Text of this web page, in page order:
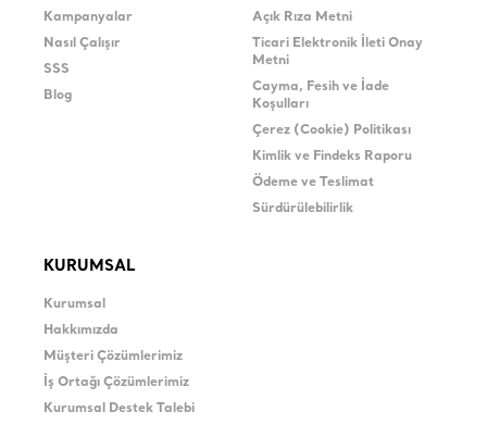
Kampanyalar
Nasıl Çalışır
SSS
Blog
Açık Rıza Metni
Ticari Elektronik İleti Onay
Metni
Cayma, Fesih ve İade
Koşulları
Çerez (Cookie) Politikası
Kimlik ve Findeks Raporu
Ödeme ve Teslimat
Sürdürülebilirlik
KURUMSAL
Kurumsal
Hakkımızda
Müşteri Çözümlerimiz
İş Ortağı Çözümlerimiz
Kurumsal Destek Talebi